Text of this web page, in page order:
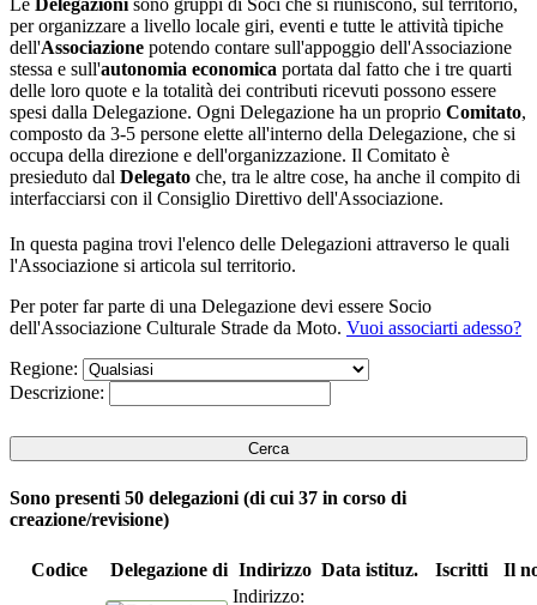
Le Delegazionisono gruppi di Soci che si riuniscono, sul territorio,
per organizzare a livello locale giri, eventi e tutte le attività tipiche
dell'Associazione potendo contare sull'appoggio dell'Associazione
stessa e sull'autonomia economica portata dal fatto che i tre quarti
delle loro quote e la totalità dei contributi ricevuti possono essere
spesi dalla Delegazione. Ogni Delegazione ha un proprio Comitato,
composto da 3-5 persone elette all'interno della Delegazione, che si
occupa della direzione e dell'organizzazione. Il Comitato è
presieduto dal Delegato che, tra le altre cose, ha anche il compito di
interfacciarsi con il Consiglio Direttivo dell'Associazione.
In questa pagina trovi l'elenco delle Delegazioni attraverso le quali
l'Associazione si articola sul territorio.
Per poter far parte di una Delegazione devi essere Socio
dell'Associazione Culturale Strade da Moto. Vuoi associarti adesso?
Regione:
Descrizione:
Sono presenti 50 delegazioni (di cui 37 in corso di
creazione/revisione)
Codice Delegazione di Indirizzo Data istituz. Iscritti Il